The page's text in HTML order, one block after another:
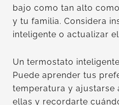
bajo como tan alto
y tu familia. Considera
inteligente o actualizar
Un termostato
Puede aprender tus
temperatura y ajustarse
ellas y recordarte